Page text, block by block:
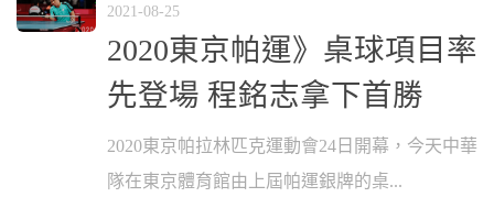
2021-08-25
2020東京帕運》桌球項目率
先登場 程銘志拿下首勝
2020東京帕拉林匹克運動會24日開幕，今天中華
隊在東京體育館由上屆帕運銀牌的桌...